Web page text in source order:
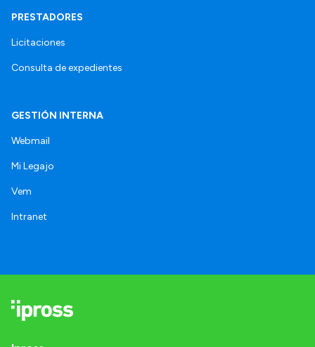
PRESTADORES
Licitaciones
Consulta de expedientes
GESTIÓN INTERNA
Webmail
Mi Legajo
Vem
Intranet